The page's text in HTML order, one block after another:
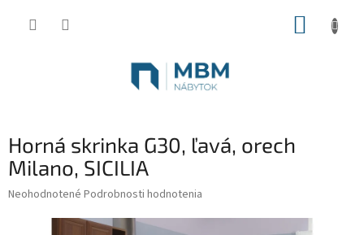
Horná skrinka G30, ľavá, orech
Milano, SICILIA
Priemerné
Neohodnotené Podrobnosti hodnotenia